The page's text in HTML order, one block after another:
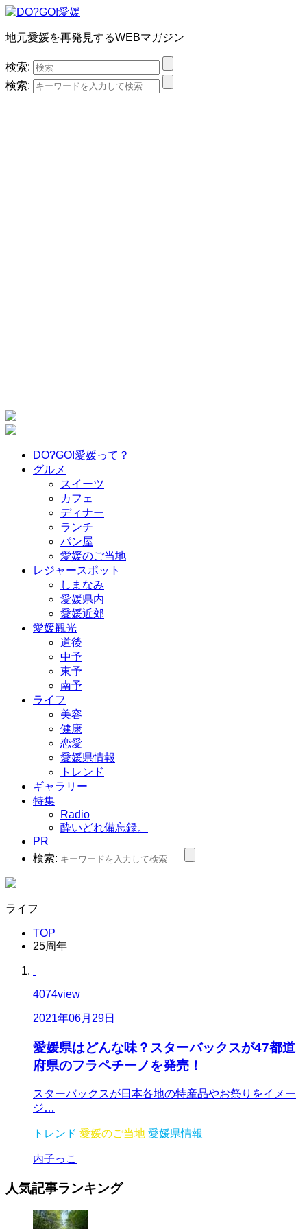
地元愛媛を再発見するWEBマガジン
検索:
検索:
DO?GO!愛媛って？
グルメ
スイーツ
カフェ
ディナー
ランチ
パン屋
愛媛のご当地
レジャースポット
しまなみ
愛媛県内
愛媛近郊
愛媛観光
道後
中予
東予
南予
ライフ
美容
健康
恋愛
愛媛県情報
トレンド
ギャラリー
特集
Radio
酔いどれ備忘録。
PR
検索:
ライフ
TOP
25周年
4074view
2021年06月29日
愛媛県はどんな味？スターバックスが47都道
府県のフラペチーノを発売！
スターバックスが日本各地の特産品やお祭りをイメー
ジ…
トレンド 愛媛のご当地 愛媛県情報
内子っこ
人気記事ランキング